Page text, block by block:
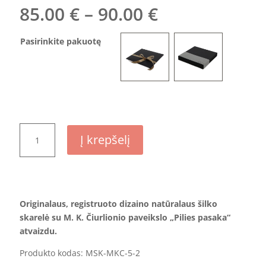
85.00 € – 90.00 €Price
range:
85.00 €
through
90.00 €
Pasirinkite pakuotę
kiekis:
Šilkinė
Į krepšelį
Originalaus, registruoto dizaino natūralaus šilko
skarelė su M. K. Čiurlionio paveikslo „Pilies pasaka“
atvaizdu.
Produkto kodas: MSK-MKC-5-2